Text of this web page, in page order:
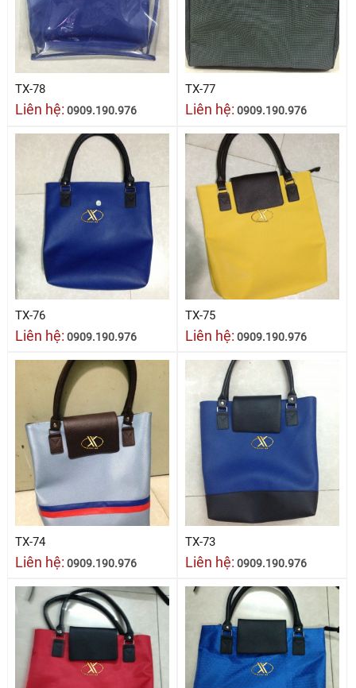
TX-78
Liên hệ: 0909.190.976
TX-77
Liên hệ: 0909.190.976
TX-76
Liên hệ: 0909.190.976
TX-75
Liên hệ: 0909.190.976
TX-74
Liên hệ: 0909.190.976
TX-73
Liên hệ: 0909.190.976